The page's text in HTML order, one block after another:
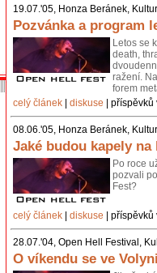
19.07.'05, Honza Beránek,
Pozvánka a program
Letos se
death,
ražení.
forem
celý článek
diskuse |
08.06.'05, Honza Beránek,
Jaké budou kapely
Po roce
pozvali
Fest?
celý článek diskuse |
28.07.'04, Open Hell Festival,
O víkendu se ve